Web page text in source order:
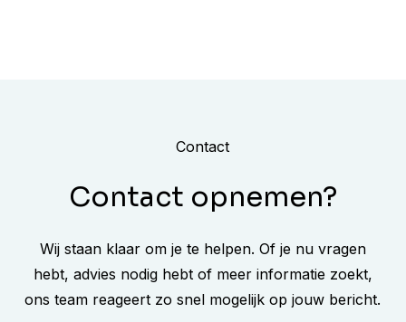
Contact
Contact opnemen?
Wij staan klaar om je te helpen. Of je nu vragen
hebt, advies nodig hebt of meer informatie zoekt,
ons team reageert zo snel mogelijk op jouw bericht.